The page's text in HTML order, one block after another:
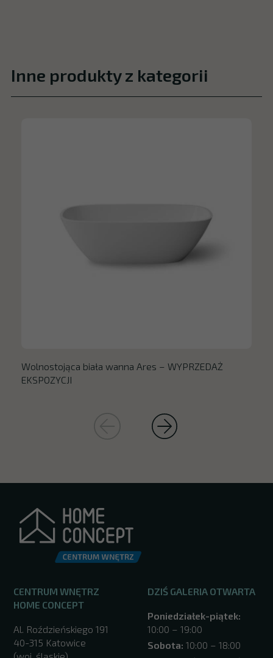
Inne produkty z kategorii
Wolnostojąca biała wanna Ares – WYPRZEDAŻ
EKSPOZYCJI
CENTRUM WNĘTRZ
HOME CONCEPT
Al. Roździeńskiego 191
40-315 Katowice
DZIŚ GALERIA OTWARTA
Poniedziałek-piątek:
10:00 – 19:00
Sobota: 10:00 – 18:00